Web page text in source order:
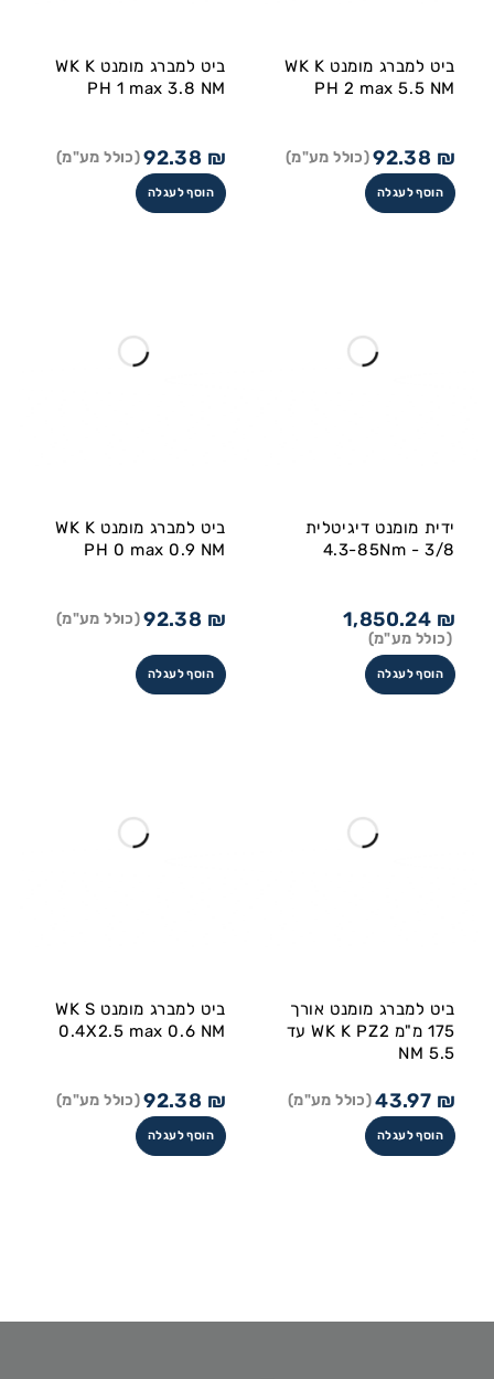
ביט למברג מומנט WK K
PH 2 max 5.5 NM
92.38 ₪ (כולל מע"מ)
הוסף לעגלה
ביט למברג מומנט WK K
PH 1 max 3.8 NM
92.38 ₪ (כולל מע"מ)
הוסף לעגלה
ידית מומנט דיגיטלית
4.3-85Nm - 3/8
1,850.24 ₪
(כולל מע"מ)
הוסף לעגלה
ביט למברג מומנט WK K
PH 0 max 0.9 NM
92.38 ₪ (כולל מע"מ)
הוסף לעגלה
ביט למברג מומנט אורך
175 מ"מ WK K PZ2 עד
5.5 NM
43.97 ₪ (כולל מע"מ)
הוסף לעגלה
ביט למברג מומנט WK S
0.4X2.5 max 0.6 NM
92.38 ₪ (כולל מע"מ)
הוסף לעגלה